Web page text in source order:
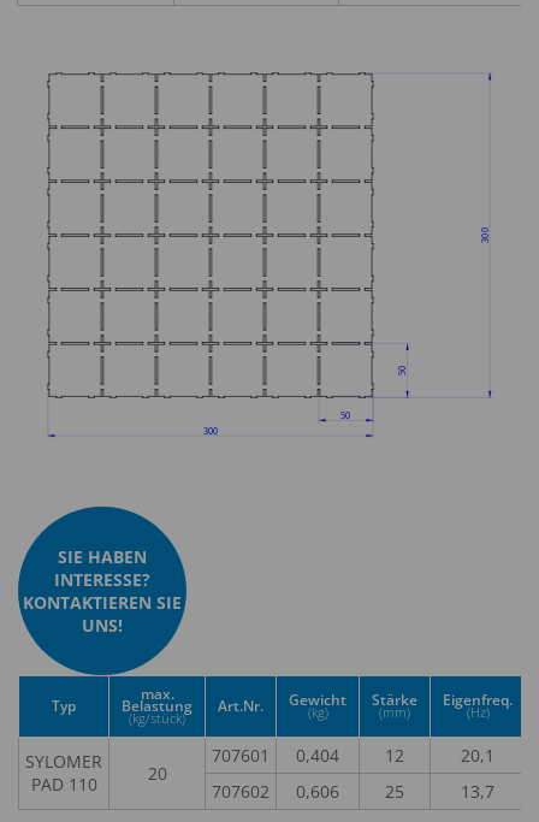
SIE HABEN
INTERESSE?
KONTAKTIEREN SIE
UNS!
Typ
max.
Belastung
(kg/stück)
Art.Nr. Gewicht
(kg)
Stärke
(mm)
Eigenfreq.
(Hz)
SYLOMER
PAD 110
20
707601 0,404 12
20,1
707602
0,606 25 13,7